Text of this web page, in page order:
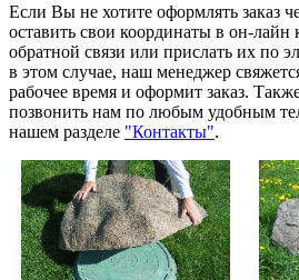
Если Вы не хотите оформлять заказ
оставить свои координаты в он-лайн
обратной связи или прислать их по
в этом случае, наш менеджер
рабочее время и оформит заказ.
позвонить нам по любым удобным
нашем разделе "Контакты".